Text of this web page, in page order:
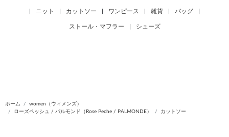
ニット カットソー ワンピース 雑貨 バッグ
ストール・マフラー シューズ
ホーム
women（ウィメンズ）
ローズペッシュ / パルモンド（Rose Peche / PALMONDE）
カットソー